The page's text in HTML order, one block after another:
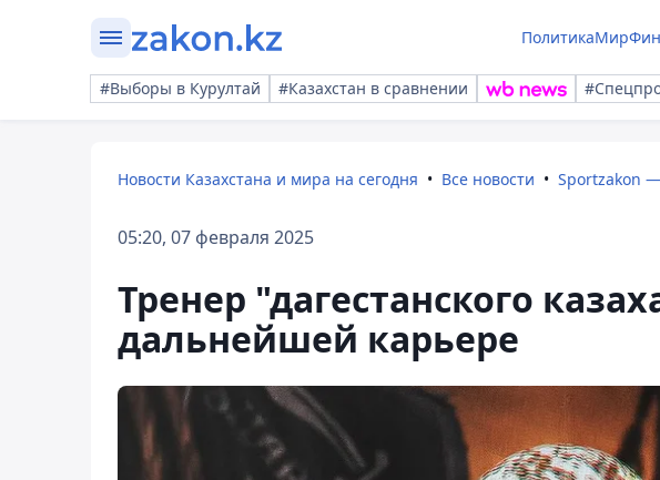
ПолитикаМир
#Выборы в Курултай #Казахстан в сравнении
Новости Казахстана и мира на сегодня Все новости Sportzakon
05:20, 07 февраля 2025
Тренер "дагестанского
дальнейшей карьере